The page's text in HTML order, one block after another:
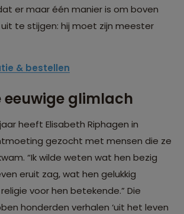
er maar één manier is om boven
te stijgen: hij moet zijn meester
& bestellen
eeuwige glimlach
heeft Elisabeth Riphagen in
gezocht met mensen die ze
“Ik wilde weten wat hen bezig
eruit zag, wat hen gelukkig
voor hen betekende.” Die
honderden verhalen ‘uit het leven